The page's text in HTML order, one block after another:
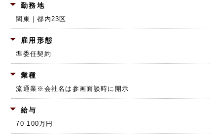
勤務地
関東｜都内23区
雇用形態
準委任契約
業種
流通業 ※会社名は参画面談時に開示
給与
70-100万円